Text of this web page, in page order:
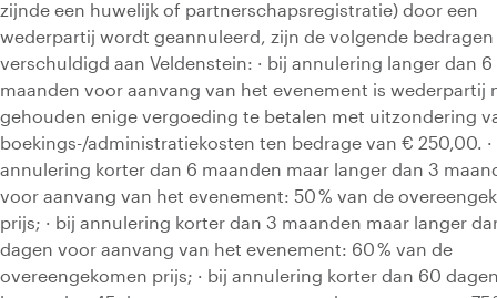
zijnde een huwelijk of partnerschapsregistratie) door een
wederpartij wordt geannuleerd, zijn de volgende bedragen
verschuldigd aan Veldenstein: · bij annulering langer dan 6
maanden voor aanvang van het evenement is wederpartij
gehouden enige vergoeding te betalen met uitzondering
boekings-/administratiekosten ten bedrage van € 250,00. ·
annulering korter dan 6 maanden maar langer dan 3
voor aanvang van het evenement: 50 % van de
prijs; · bij annulering korter dan 3 maanden maar langer
dagen voor aanvang van het evenement: 60 % van de
overeengekomen prijs; · bij annulering korter dan 60